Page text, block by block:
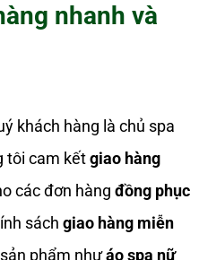
nhanh và
khách hàng là chủ spa
tôi cam kếtgiao hàng
các đơn hàng đồng phục
sách giao hàng miễn
phẩm nhưáo spa nữ